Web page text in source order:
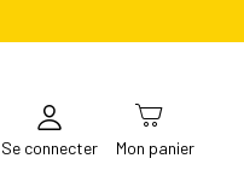
Se connecter Mon panier